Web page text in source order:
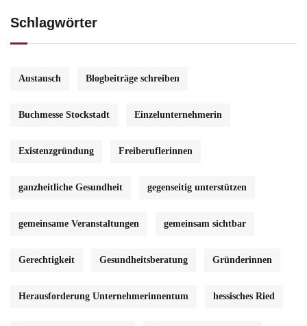
Schlagwörter
Austausch Blogbeiträge schreiben
Buchmesse Stockstadt Einzelunternehmerin
Existenzgründung Freiberuflerinnen
ganzheitliche Gesundheit gegenseitig unterstützen
gemeinsame Veranstaltungen gemeinsam sichtbar
Gerechtigkeit Gesundheitsberatung Gründerinnen
Herausforderung Unternehmerinnentum hessisches Ried